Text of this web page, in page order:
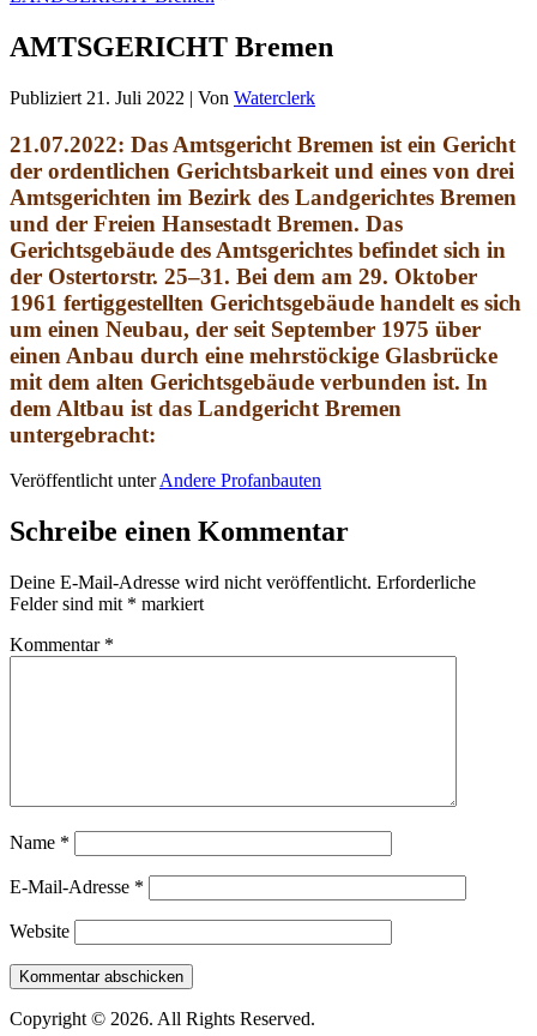
AMTSGERICHT Bremen
Publiziert 21. Juli 2022 | Von Waterclerk
21.07.2022: Das Amtsgericht Bremen ist ein Gericht
der ordentlichen Gerichtsbarkeit und eines von drei
Amtsgerichten im Bezirk des Landgerichtes Bremen
und der Freien Hansestadt Bremen. Das
Gerichtsgebäude des Amtsgerichtes befindet sich in
der Ostertorstr. 25–31. Bei dem am 29. Oktober
1961 fertiggestellten Gerichtsgebäude handelt es sich
um einen Neubau, der seit September 1975 über
einen Anbau durch eine mehrstöckige Glasbrücke
mit dem alten Gerichtsgebäude verbunden ist. In
dem Altbau ist das Landgericht Bremen
untergebracht:
Veröffentlicht unter Andere Profanbauten
Schreibe einen Kommentar
Deine E-Mail-Adresse wird nicht veröffentlicht. Erforderliche
Felder sind mit * markiert
Kommentar *
Name *
E-Mail-Adresse *
Website
Copyright © 2026. All Rights Reserved.